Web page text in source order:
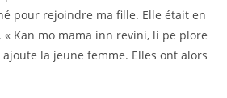
pour rejoindre ma fille. Elle était en
« Kan mo mama inn revini, li pe plore
ajoute la jeune femme. Elles ont alors